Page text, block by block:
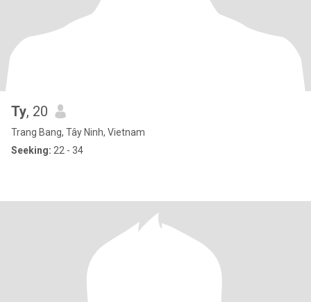
Ty, 20
Trang Bang, Tây Ninh, Vietnam
Seeking: 22 - 34